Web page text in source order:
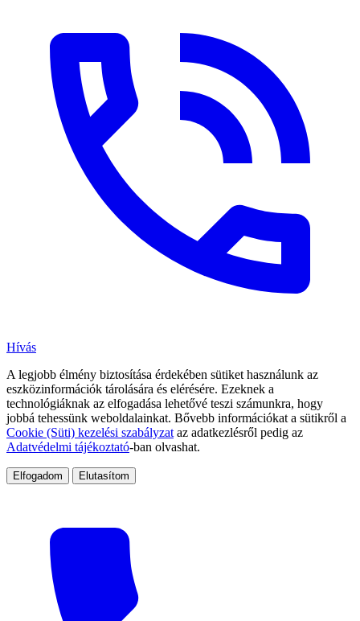
Hívás
A legjobb élmény biztosítása érdekében sütiket használunk az
eszközinformációk tárolására és elérésére. Ezeknek a
technológiáknak az elfogadása lehetővé teszi számunkra, hogy
jobbá tehessünk weboldalainkat. Bővebb információkat a sütikről a
Cookie (Süti) kezelési szabályzat az adatkezlésről pedig az
Adatvédelmi tájékoztató-ban olvashat.
Elfogadom Elutasítom